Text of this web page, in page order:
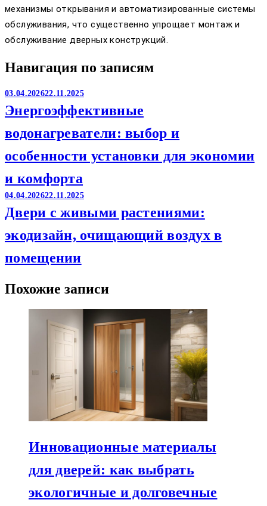
механизмы открывания и автоматизированные системы
обслуживания, что существенно упрощает монтаж и
обслуживание дверных конструкций.
Навигация по записям
03.04.202622.11.2025
Энергоэффективные
водонагреватели: выбор и
особенности установки для экономии
и комфорта
04.04.202622.11.2025
Двери с живыми растениями:
экодизайн, очищающий воздух в
помещении
Похожие записи
Инновационные материалы
для дверей: как выбрать
экологичные и долговечные